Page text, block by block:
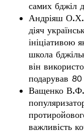
самих бджіл
Андріяш О.Х.
діяч
ініціативою
школа
він
подарував
Ващенко В.Ф.
важливість